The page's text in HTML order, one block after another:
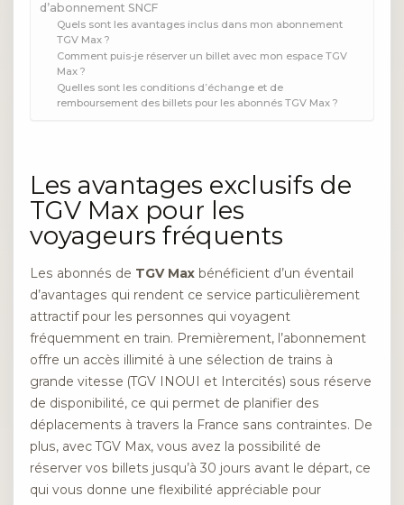
d’abonnement SNCF
Quels sont les avantages inclus dans mon abonnement
TGV Max ?
Comment puis-je réserver un billet avec mon espace TGV
Max ?
Quelles sont les conditions d’échange et de
remboursement des billets pour les abonnés TGV Max ?
Les avantages exclusifs de
TGV Max pour les
voyageurs fréquents
Les abonnés de TGV Max bénéficient d’un éventail
d’avantages qui rendent ce service particulièrement
attractif pour les personnes qui voyagent
fréquemment en train. Premièrement, l’abonnement
offre un accès illimité à une sélection de trains à
grande vitesse (TGV INOUI et Intercités) sous réserve
de disponibilité, ce qui permet de planifier des
déplacements à travers la France sans contraintes. De
plus, avec TGV Max, vous avez la possibilité de
réserver vos billets jusqu’à 30 jours avant le départ, ce
qui vous donne une flexibilité appréciable pour